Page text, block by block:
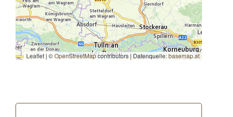
Leaflet | ©OpenStreetMapcontributors| Datenquelle:basemap.at